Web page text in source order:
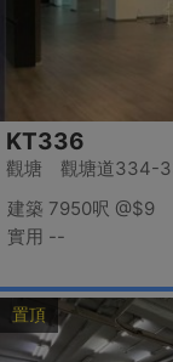
KT336
觀塘 觀塘道334-
建築 7950呎 @$9
實用 --
置頂